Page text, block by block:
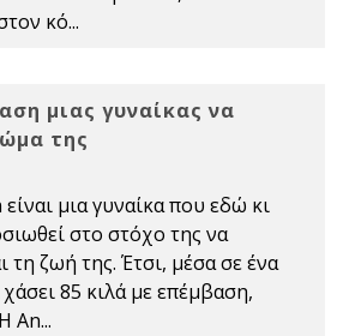
κό...
μιας γυναίκας να
της
μια γυναίκα που εδώ κι
στο στόχο της να
τη ζωή της. Έτσι, μέσα σε ένα
85 κιλά με επέμβαση,
An...